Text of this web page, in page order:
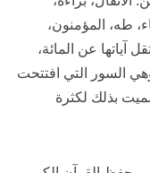
طه، المؤمنون،
آياتها عن المائة،
السور التي افتتحت
بذلك لكثرة